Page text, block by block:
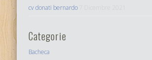
cv donati bernardo
Categorie
Bacheca